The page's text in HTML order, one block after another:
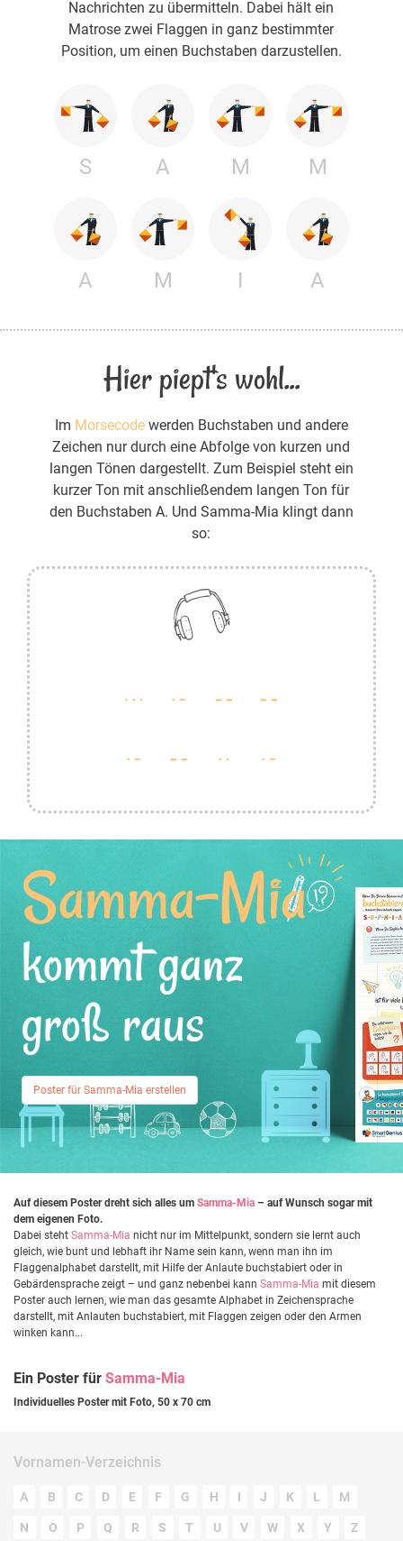
Nachrichten zu übermitteln. Dabei hält ein
Matrose zwei Flaggen in ganz bestimmter
Position, um einen Buchstaben darzustellen.
S A M M
A M I A
Hier piept's wohl...
Im Morsecodewerden Buchstaben und andere
Zeichen nur durch eine Abfolge von kurzen und
langen Tönen dargestellt. Zum Beispiel steht ein
kurzer Ton mit anschließendem langen Ton für
den Buchstaben A. Und Samma-Mia klingt dann
so:
Samma-Mia
kommt ganz
groß raus
Poster für Samma-Mia erstellen
Auf diesem Poster dreht sich alles um Samma-Mia – auf Wunsch sogar mit
dem eigenen Foto.
Dabei steht Samma-Mia nicht nur im Mittelpunkt, sondern sie lernt auch
gleich, wie bunt und lebhaft ihr Name sein kann, wenn man ihn im
Flaggenalphabet darstellt, mit Hilfe der Anlaute buchstabiert oder in
Gebärdensprache zeigt – und ganz nebenbei kann Samma-Mia mit diesem
Poster auch lernen, wie man das gesamte Alphabet in Zeichensprache
darstellt, mit Anlauten buchstabiert, mit Flaggen zeigen oder den Armen
winken kann...
Ein Poster für Samma-Mia
Individuelles Poster mit Foto, 50 x 70 cm
Vornamen-Verzeichnis
A B C D E F G H I J K L M
N O P Q R S T U V W X Y Z